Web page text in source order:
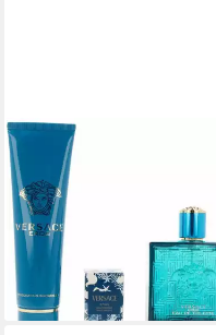
VERSACE
Eau de Toilette EROS 3-
teiliges Etui
108,54 €
(36.180,00 €/ 1 l)
lieferbar - in 9-11 Werktagen bei